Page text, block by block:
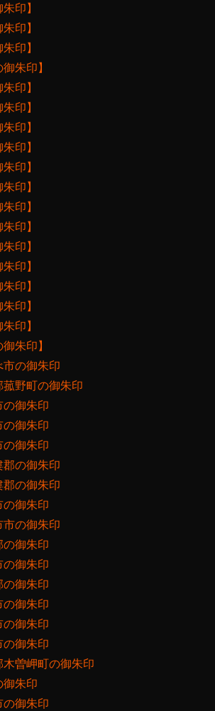
印】
印】
印】
朱印】
印】
印】
印】
印】
印】
印】
印】
印】
印】
印】
印】
印】
印】
朱印】
の御朱印
野町の御朱印
御朱印
御朱印
御朱印
の御朱印
の御朱印
御朱印
の御朱印
御朱印
御朱印
御朱印
御朱印
御朱印
御朱印
曽岬町の御朱印
御朱印
御朱印